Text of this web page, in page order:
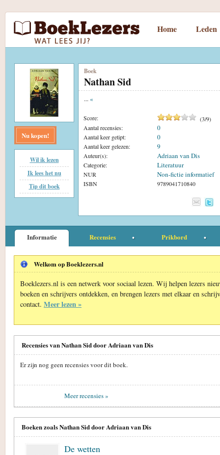
Home Leden
Nu kopen!
Wil ik lezen
Ik lees het nu
Tip dit boek
Boek
Nathan Sid
... «
Score: (3/9)
Aantal recensies:
0
Aantal keer getipt: 0
Aantal keer gelezen: 9
Auteur(s): Adriaan van Dis
Categorie: Literatuur
NUR Non-fictie informatief
ISBN 9789041710840
Informatie Recensies Prikbord
Welkom op Boeklezers.nl
Boeklezers.nl is een netwerk voor sociaal lezen. Wij helpen lezers
boeken en schrijvers ontdekken, en brengen lezers met elkaar en
contact. Meer lezen »
Recensies van Nathan Sid door Adriaan van Dis
Er zijn nog geen recensies voor dit boek.
Meer recensies »
Boeken zoals Nathan Sid door Adriaan van Dis
De wetten